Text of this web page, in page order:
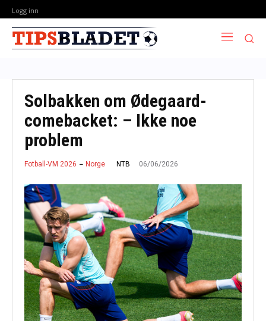
Logg inn
Solbakken om Ødegaard-
comebacket: – Ikke noe
problem
Fotball-VM 2026 Norge NTB 06/06/2026